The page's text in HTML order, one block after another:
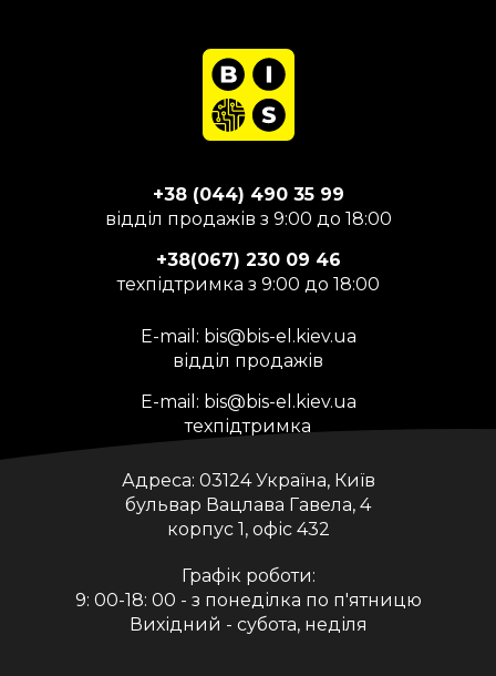
+38 (044) 490 35 99
відділ продажів з 9:00 до 18:00
+38(067) 230 09 46
техпідтримка з 9:00 до 18:00
E-mail: bis@bis-el.kiev.ua
відділ продажів
E-mail: bis@bis-el.kiev.ua
техпідтримка
Адреса: 03124 Україна, Київ
бульвар Вацлава Гавела, 4
корпус 1, офіс 432
Графік роботи:
9: 00-18: 00 - з понеділка по п'ятницю
Вихідний - субота, неділя